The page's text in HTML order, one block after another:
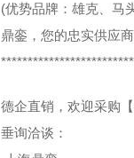
(优势品牌：雄克、马
鼎銮，您的忠实供应商
德企直销，欢迎采购
垂询洽谈：